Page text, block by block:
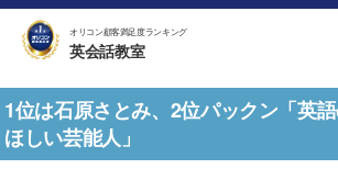
オリコン顧客満足度ランキング
英会話教室
1位は石原さとみ、2位パックン「英
ほしい芸能人」